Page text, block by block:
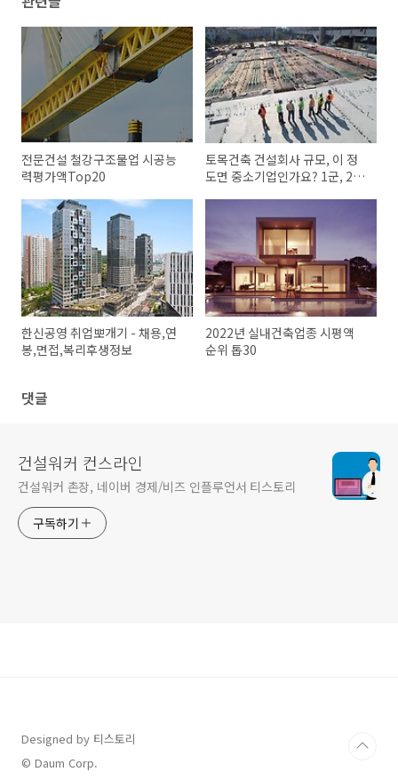
전문건설 철강구조물업 시공능
력평가액Top20
토목건축 건설회사 규모, 이 정
도면 중소기업인가요? 1군, 2군
한신공영 취업뽀개기 - 채용,연
봉,면접,복리후생정보
2022년 실내건축업종 시평액
순위 톱30
댓글
건설워커 컨스라인
건설워커 촌장, 네이버 경제/비즈 인플루언서 티스토리
구독하기
Designed by 티스토리
© Daum Corp.